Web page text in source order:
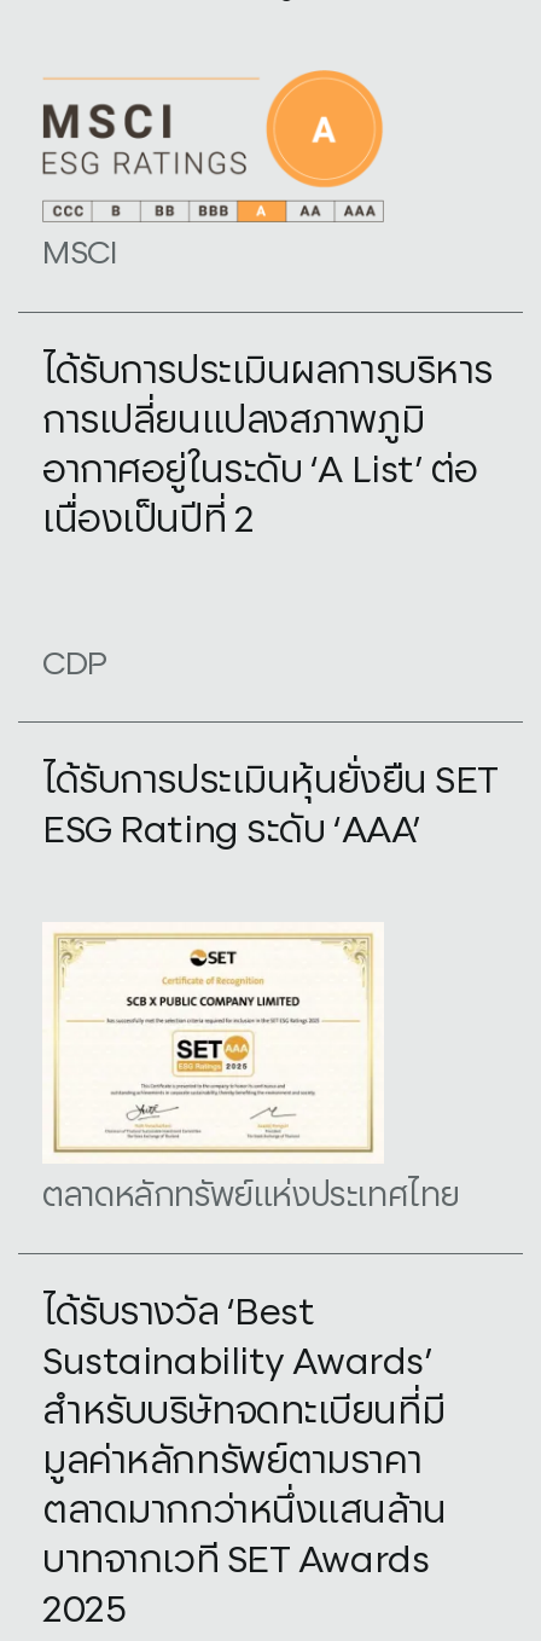
MSCI
ได้รับการประเมินผลการบริหาร
การเปลี่ยนแปลงสภาพภูมิ
อากาศอยู่ในระดับ ‘A List’ ต่อ
เนื่องเป็นปีที่ 2
CDP
ได้รับการประเมินหุ้นยั่งยืน SET
ESG Rating ระดับ ‘AAA’
ตลาดหลักทรัพย์แห่งประเทศไทย
ได้รับรางวัล ‘Best
Sustainability Awards’
สำหรับบริษัทจดทะเบียนที่มี
มูลค่าหลักทรัพย์ตามราคา
ตลาดมากกว่าหนึ่งแสนล้าน
บาทจากเวที SET Awards
2025